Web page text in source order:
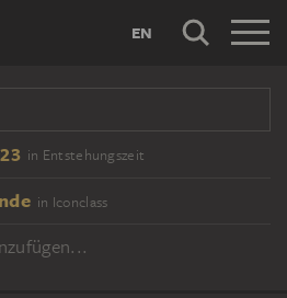
EN
in Entstehungszeit
in Iconclass